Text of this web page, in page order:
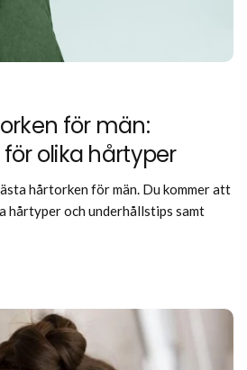
för män:
olika hårtyper
hårtorken för män. Du kommer att
hårtyper och underhållstips samt